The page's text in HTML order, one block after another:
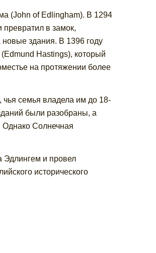
(John of Edlingham). В 1294
в замок,
здания. В 1396 году
Hastings), который
на протяжении более
семья владела им до 18-
были разобраны, а
Однако Солнечная
Эдлингем и провел
исторического